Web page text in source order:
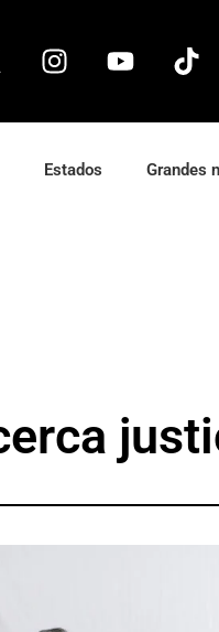
Estados Grandes